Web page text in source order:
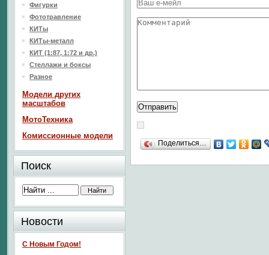
Поделиться…
Фигурки
Фототравление
КИТы
КИТы-металл
КИТ (1:87, 1:72 и др.)
Стеллажи и боксы
Разное
Модели других
масштабов
МотоТехника
Комиссионные модели
Поиск
Новости
С Новым Годом!